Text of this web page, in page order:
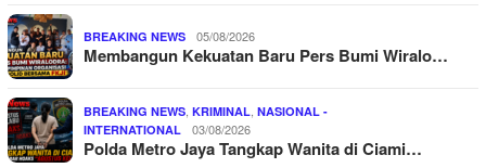
BREAKING NEWS 05/08/2026
Membangun Kekuatan Baru Pers Bumi Wiralo…
BREAKING NEWS KRIMINAL NASIONAL -
INTERNATIONAL
03/08/2026
Polda Metro Jaya Tangkap Wanita di Ciami…